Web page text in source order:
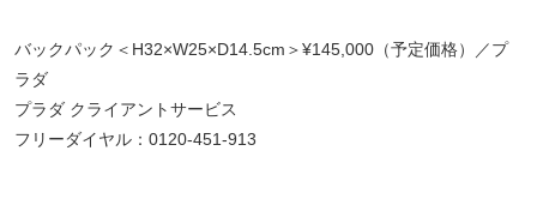
バックパック＜H32×W25×D14.5cm＞¥145,000（予定価格）／プ
ラダ
プラダ クライアントサービス
フリーダイヤル：0120-451-913